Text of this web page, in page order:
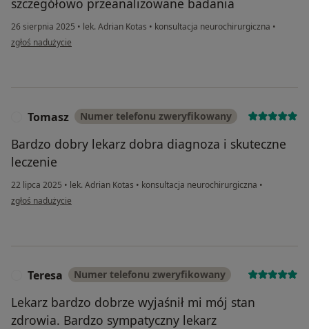
26 sierpnia 2025 • lek. Adrian Kotas • konsultacja neurochirurgiczna •
w opinii użytkownika Dariusz
zgłoś nadużycie
Tomasz Numer telefonu zweryfikowany
Bardzo dobry lekarz dobra diagnoza i skuteczne
leczenie
22 lipca 2025 • lek. Adrian Kotas • konsultacja neurochirurgiczna •
w opinii użytkownika Tomasz
zgłoś nadużycie
Teresa Numer telefonu zweryfikowany
Lekarz bardzo dobrze wyjaśnił mi mój stan
zdrowia. Bardzo sympatyczny lekarz